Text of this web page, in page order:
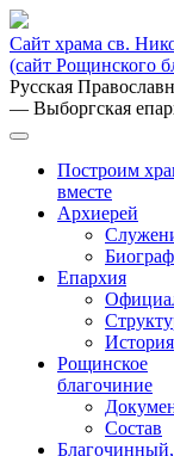
Сайт храма св.
(сайт Рощинского
Русская
— Выборгская
Построим
вместе
Архиерей
Епархия
История
Рощинское
благочиние
Состав
Благочинный,